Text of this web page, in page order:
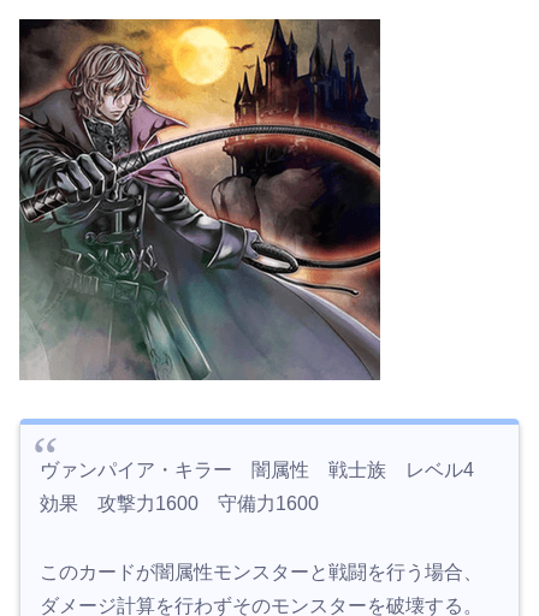
ヴァンパイア・キラー 闇属性 戦士族 レベル4
効果 攻撃力1600 守備力1600
このカードが闇属性モンスターと戦闘を行う場合、
ダメージ計算を行わずそのモンスターを破壊する。